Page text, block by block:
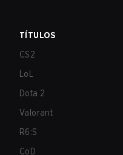
TÍTULOS
CS2
LoL
Dota 2
Valorant
R6:S
CoD